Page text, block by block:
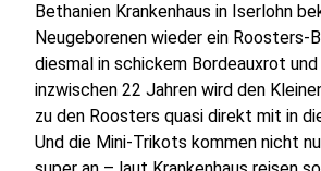
Bethanien Krankenhaus in Iserlohn
Neugeborenen wieder ein Roosters-
diesmal in schickem Bordeauxrot
inzwischen 22 Jahren wird den
zu den Roosters quasi direkt mit in
Und die Mini-Trikots kommen nicht